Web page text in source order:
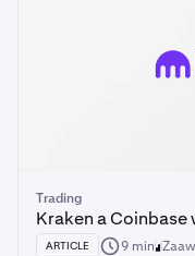
Trading
Kraken a
ARTICLE 9 min